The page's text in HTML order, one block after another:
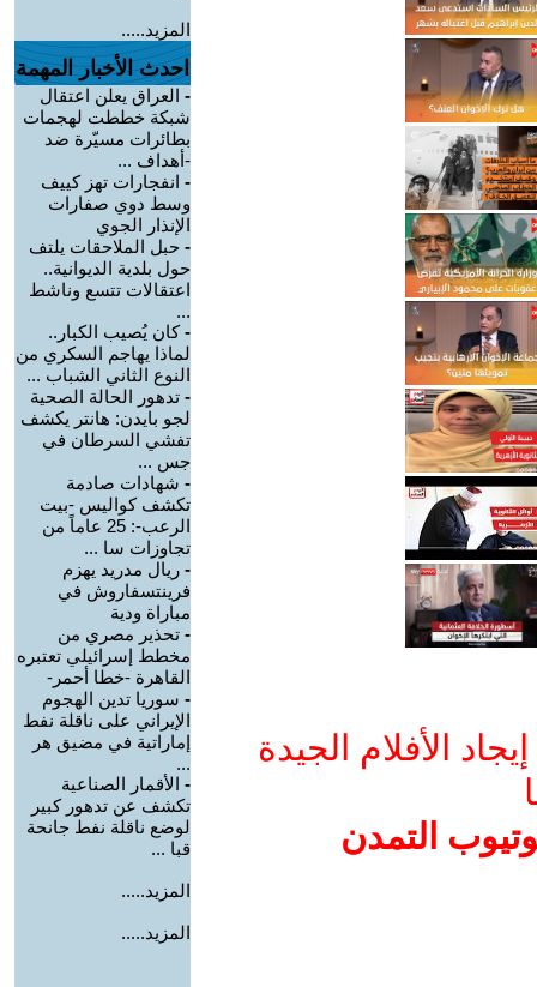
الأفلام الجيدة
التمدن
المزيد.....
احدث الأخبار المهمة
- العراق يعلن اعتقال
شبكة خططت لهجمات
بطائرات مسيّرة ضد
-أهداف ...
- انفجارات تهز كييف
وسط دوي صفارات
الإنذار الجوي
- حبل الملاحقات يلتف
حول بلدية الديوانية..
اعتقالات تتسع وناشط
...
-كان يُصيب الكبار..
لماذا يهاجم السكري من
النوع الثاني الشباب ...
- تدهور الحالة الصحية
لجو بايدن: هانتر يكشف
تفشي السرطان في
جس ...
- شهادات صادمة
تكشف كواليس -بيت
الرعب-: 25 عاماً من
تجاوزات سا ...
- ريال مدريد يهزم
فرينتسفاروش في
مباراة ودية
- تحذير مصري من
مخطط إسرائيلي تعتبره
القاهرة -خطا أحمر-
- سوريا تدين الهجوم
الإيراني على ناقلة نفط
إماراتية في مضيق هر
...
- الأقمار الصناعية
تكشف عن تدهور كبير
لوضع ناقلة نفط جانحة
قبا ...
المزيد.....
المزيد.....